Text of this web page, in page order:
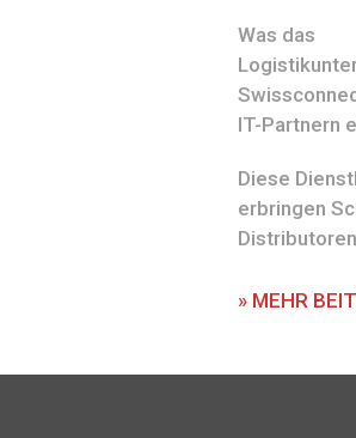
Was das
IT-Partnern
Diese
erbringen
Distributoren
» MEHR